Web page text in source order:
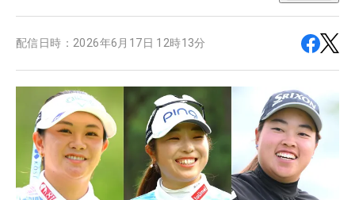
配信日時： 2026年6月17日 12時13分